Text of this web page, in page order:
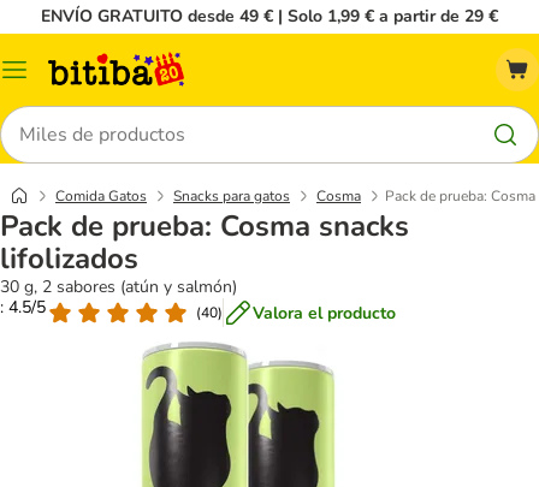
ENVÍO GRATUITO desde 49 € | Solo 1,99 € a partir de 29 €
Menú
Buscar
Comida Gatos Snacks para gatos Cosma Pack de prueba:
Pack de prueba: Cosma snacks
lifolizados
30 g, 2 sabores (atún y salmón)
: 4.5/5
(40) Valora el producto